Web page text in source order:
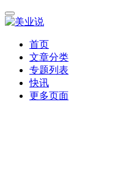
首页
文章分类
专题列表
快讯
更多页面